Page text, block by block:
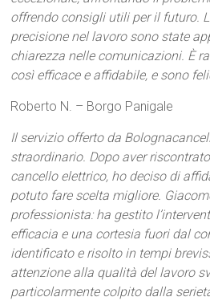
offrendo consigli utili per il futuro.
precisione nel lavoro sono state
chiarezza nelle comunicazioni. È
così efficace e affidabile, e sono
Roberto N. – Borgo Panigale
Il servizio offerto da
straordinario. Dopo aver
cancello elettrico, ho deciso di
potuto fare scelta migliore.
professionista: ha gestito
efficacia e una cortesia fuori dal
identificato e risolto in tempi
attenzione alla qualità del lavoro
particolarmente colpito dalla